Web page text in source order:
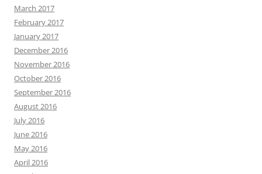
March 2017
February 2017
January 2017
December 2016
November 2016
October 2016
September 2016
August 2016
July 2016
June 2016
May 2016
April 2016